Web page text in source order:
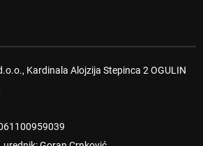
Kardinala Alojzija Stepinca 2 OGULIN